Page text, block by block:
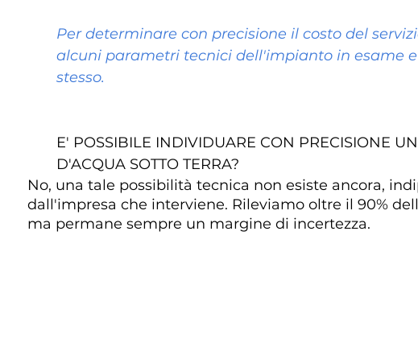
Per determinare con precisione il costo del
alcuni parametri tecnici dell'impianto in esame
stesso.
E' POSSIBILE INDIVIDUARE CON PRECISIONE
D'ACQUA SOTTO TERRA?
No, una tale possibilità tecnica non esiste ancora,
dall'impresa che interviene. Rileviamo oltre il 90%
ma permane sempre un margine di incertezza.